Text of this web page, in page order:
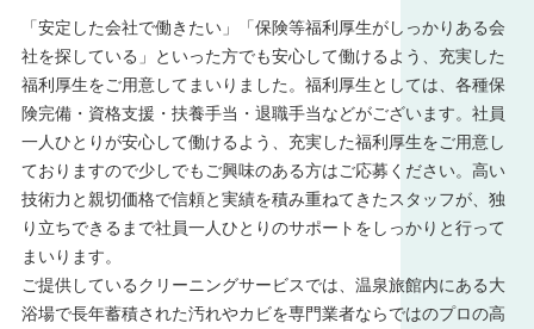
「安定した会社で働きたい」「保険等福利厚生がしっかりある会
社を探している」といった方でも安心して働けるよう、充実した
福利厚生をご用意してまいりました。福利厚生としては、各種保
険完備・資格支援・扶養手当・退職手当などがございます。社員
一人ひとりが安心して働けるよう、充実した福利厚生をご用意し
ておりますので少しでもご興味のある方はご応募ください。高い
技術力と親切価格で信頼と実績を積み重ねてきたスタッフが、独
り立ちできるまで社員一人ひとりのサポートをしっかりと行って
まいります。
ご提供しているクリーニングサービスでは、温泉旅館内にある大
浴場で長年蓄積された汚れやカビを専門業者ならではのプロの高